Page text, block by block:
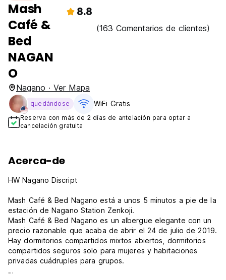
Mash
Café &
Bed
NAGAN
O
8.8
(163 Comentarios de clientes)
Nagano · Ver Mapa
quedándose WiFi Gratis
Reserva con más de 2 días de antelación para optar a
cancelación gratuita
Acerca-de
HW Nagano Discript
Mash Café & Bed Nagano está a unos 5 minutos a pie de la
estación de Nagano Station Zenkoji.
Mash Café & Bed Nagano es un albergue elegante con un
precio razonable que acaba de abrir el 24 de julio de 2019.
Hay dormitorios compartidos mixtos abiertos, dormitorios
compartidos seguros solo para mujeres y habitaciones
privadas cuádruples para grupos.